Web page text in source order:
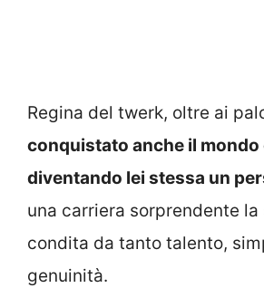
Regina del twerk, oltre ai
conquistato anche il mondo
diventando lei stessa un
una carriera sorprendente la
condita da tanto talento,
genuinità.